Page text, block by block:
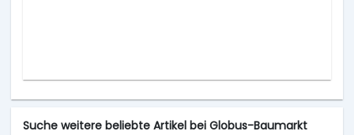
Suche weitere beliebte Artikel bei Globus-Baumarkt